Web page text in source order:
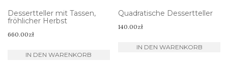
Dessertteller mit Tassen,
fröhlicher Herbst
660.00zł
IN DEN WARENKORB
Quadratische Dessertteller
140.00zł
IN DEN WARENKORB